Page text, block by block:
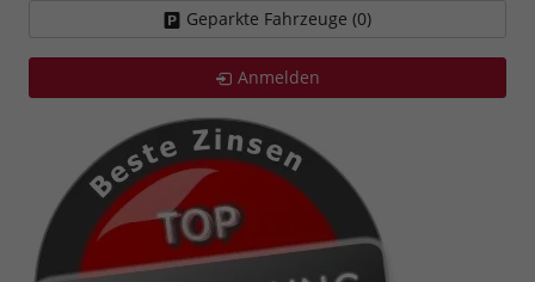
Geparkte Fahrzeuge (0)
Anmelden